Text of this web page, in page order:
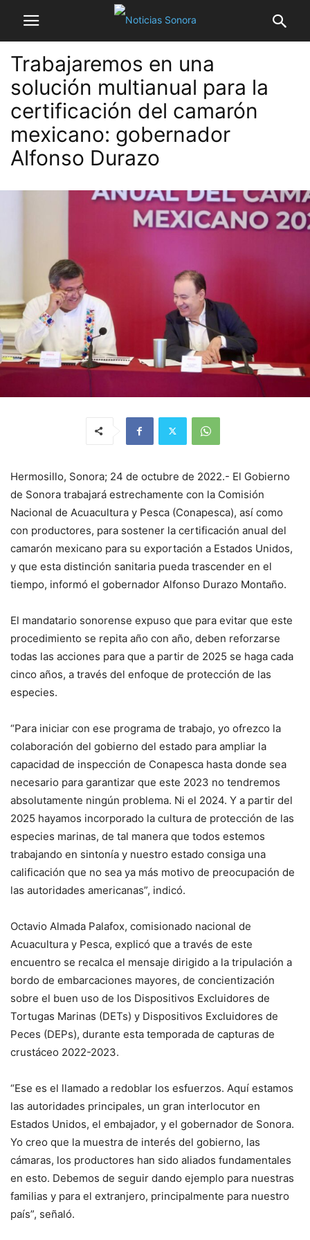
Trabajaremos en una
solución multianual para la
certificación del camarón
mexicano: gobernador
Alfonso Durazo
Hermosillo, Sonora; 24 de octubre de 2022.- El Gobierno
de Sonora trabajará estrechamente con la Comisión
Nacional de Acuacultura y Pesca (Conapesca), así como
con productores, para sostener la certificación anual del
camarón mexicano para su exportación a Estados Unidos,
y que esta distinción sanitaria pueda trascender en el
tiempo, informó el gobernador Alfonso Durazo Montaño.
El mandatario sonorense expuso que para evitar que este
procedimiento se repita año con año, deben reforzarse
todas las acciones para que a partir de 2025 se haga cada
cinco años, a través del enfoque de protección de las
especies.
“Para iniciar con ese programa de trabajo, yo ofrezco la
colaboración del gobierno del estado para ampliar la
capacidad de inspección de Conapesca hasta donde sea
necesario para garantizar que este 2023 no tendremos
absolutamente ningún problema. Ni el 2024. Y a partir del
2025 hayamos incorporado la cultura de protección de las
especies marinas, de tal manera que todos estemos
trabajando en sintonía y nuestro estado consiga una
calificación que no sea ya más motivo de preocupación de
las autoridades americanas”, indicó.
Octavio Almada Palafox, comisionado nacional de
Acuacultura y Pesca, explicó que a través de este
encuentro se recalca el mensaje dirigido a la tripulación a
bordo de embarcaciones mayores, de concientización
sobre el buen uso de los Dispositivos Excluidores de
Tortugas Marinas (DETs) y Dispositivos Excluidores de
Peces (DEPs), durante esta temporada de capturas de
crustáceo 2022-2023.
“Ese es el llamado a redoblar los esfuerzos. Aquí estamos
las autoridades principales, un gran interlocutor en
Estados Unidos, el embajador, y el gobernador de Sonora.
Yo creo que la muestra de interés del gobierno, las
cámaras, los productores han sido aliados fundamentales
en esto. Debemos de seguir dando ejemplo para nuestras
familias y para el extranjero, principalmente para nuestro
país”, señaló.